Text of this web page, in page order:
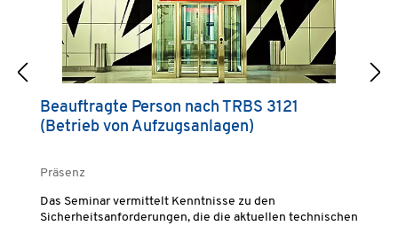
Beauftragte Person nach TRBS 3121
(Betrieb von Aufzugsanlagen)
Präsenz
Das Seminar vermittelt Kenntnisse zu den
Sicherheitsanforderungen, die die aktuellen technischen